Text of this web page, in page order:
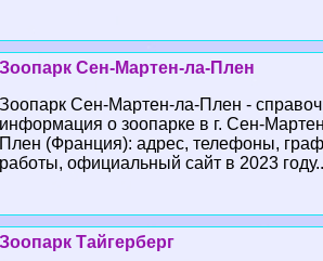
Зоопарк Сен-Мартен-ла-Плен
Зоопарк Сен-Мартен-ла-Плен -
информация о зоопарке в г. Сен-
Плен (Франция): адрес, телефоны,
работы, официальный сайт в 2023
Зоопарк Тайгерберг